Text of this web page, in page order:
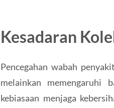
Kesadaran
Pencegahan wabah
melainkan memengaruhi
kebiasaan menjaga